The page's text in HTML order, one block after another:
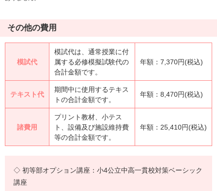
その他の費用
模試代
模試代は、通常授業に付
属する必修模擬試験代の
合計金額です。
年額：7,370円(税込)
テキスト代
期間中に使用するテキス
トの合計金額です。
年額：8,470円(税込)
諸費用
プリント教材、小テス
ト、設備及び施設維持費
等の合計金額です。
年額：25,410円(税込)
◇ 初等部オプション講座：小4公立中高一貫校対策ベーシック
講座